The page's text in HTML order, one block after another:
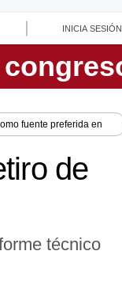
INICIA SESIÓN
fuente preferida en
de
técnico